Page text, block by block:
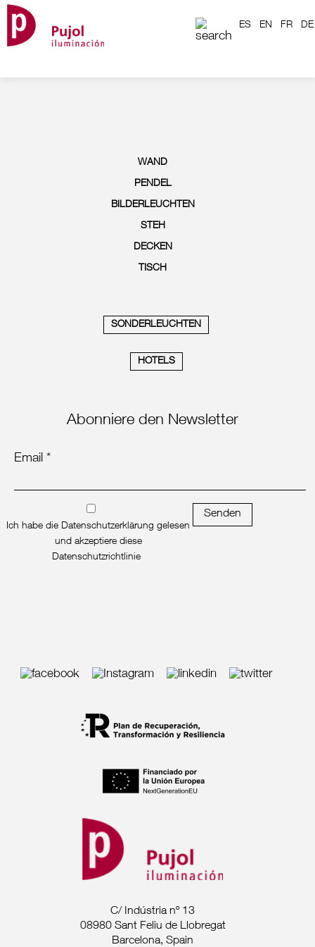
ES EN FR DE
WAND
PENDEL
BILDERLEUCHTEN
STEH
DECKEN
TISCH
SONDERLEUCHTEN
HOTELS
Abonniere den Newsletter
Email *
Ich habe die Datenschutzerklärung gelesen
und akzeptiere diese
Datenschutzrichtlinie
Senden
C/ Indústria nº 13
08980 Sant Feliu de Llobregat
Barcelona, Spain